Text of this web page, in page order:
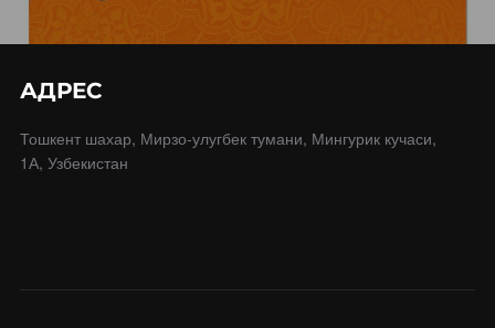
АДРЕС
Тошкент шахар, Мирзо-улугбек тумани, Мингурик кучаси,
1А, Узбекистан